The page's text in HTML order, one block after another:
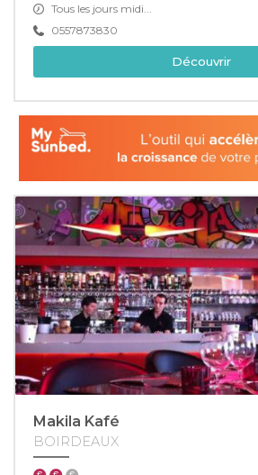
Tous les jours midi...
0557873830
Découvrir
Makila Kafé
BOIRDEAUX